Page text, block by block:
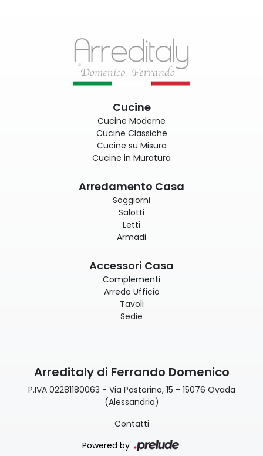
Cucine
Cucine Moderne
Cucine Classiche
Cucine su Misura
Cucine in Muratura
Arredamento Casa
Soggiorni
Salotti
Letti
Armadi
Accessori Casa
Complementi
Arredo Ufficio
Tavoli
Sedie
Arreditaly di Ferrando Domenico
P.IVA 02281180063 - Via Pastorino, 15 - 15076 Ovada
(Alessandria)
Contatti
Powered by